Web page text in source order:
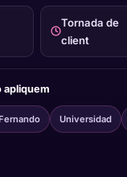
Tornada de
client
apliquem
Universidad